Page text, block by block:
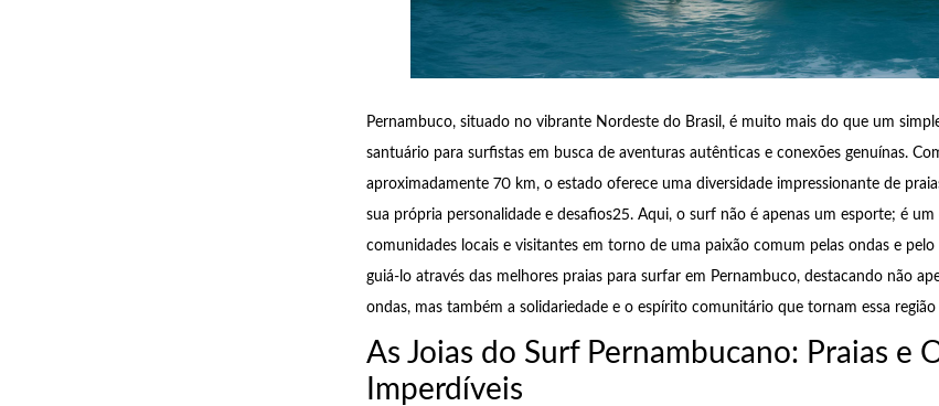
Pernambuco, situado no vibrante Nordeste do Brasil, é muito mais do que um
santuário para surfistas em busca de aventuras autênticas e conexões genuínas.
aproximadamente 70 km, o estado oferece uma diversidade impressionante de
sua própria personalidade e desafios25. Aqui, o surf não é apenas um esporte; é
comunidades locais e visitantes em torno de uma paixão comum pelas ondas e
guiá-lo através das melhores praias para surfar em Pernambuco, destacando não
ondas, mas também a solidariedade e o espírito comunitário que tornam essa região
As Joias do Surf Pernambucano: Praias e
Imperdíveis